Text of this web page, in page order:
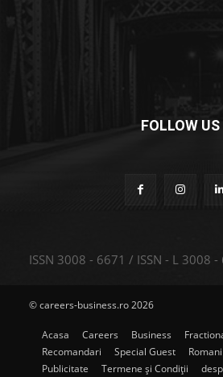
FOLLOW US
ISSN 3008 - 6671 / ISSN - L 3008 -
© careers-business.ro 2026
Acasa Careers Business
Recomandari
Special Guest
Publicitate
Termene și Condiții